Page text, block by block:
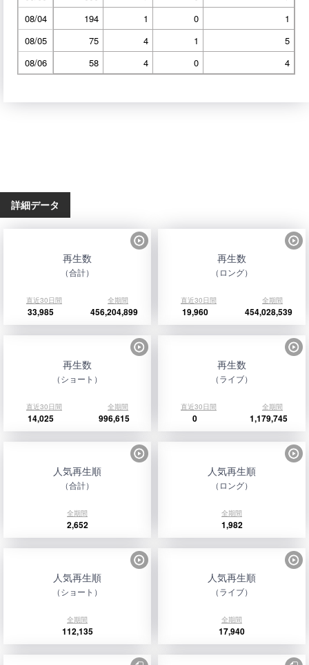
08/04
194 1 0
1
08/05
75 4 1
5
08/06
58 4 0 4
詳細データ
再生数
（合計）
直近30日間 全期間
33,985 456,204,899
再生数
（ロング）
直近30日間 全期間
19,960 454,028,539
再生数
（ショート）
直近30日間 全期間
14,025 996,615
再生数
（ライブ）
直近30日間 全期間
0 1,179,745
人気再生順
（合計）
全期間
2,652
人気再生順
（ロング）
全期間
1,982
人気再生順
（ショート）
全期間
112,135
人気再生順
（ライブ）
全期間
17,940